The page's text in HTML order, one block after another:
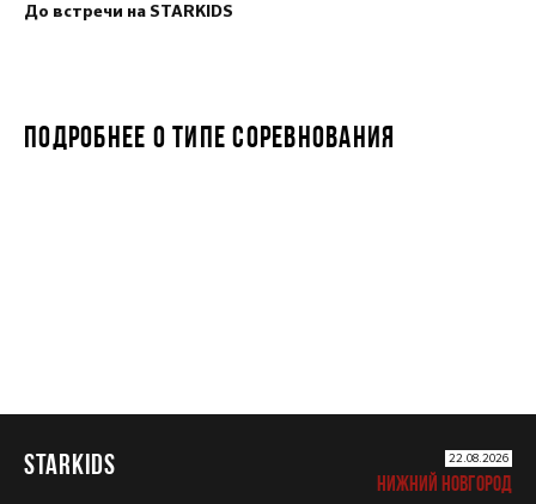
До встречи на STARKIDS
ПОДРОБНЕЕ О ТИПЕ СОРЕВНОВАНИЯ
STARKIDS 22.08.2026
НИЖНИЙ НОВГОРОД